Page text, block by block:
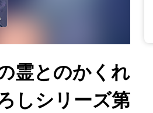
霊とのかくれ
しシリーズ第